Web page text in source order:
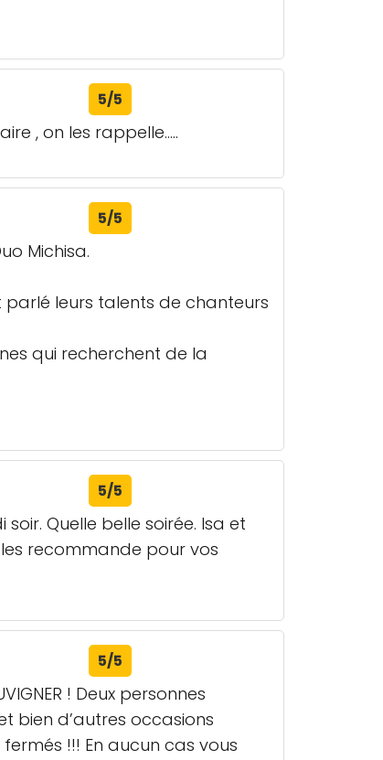
5/5
, on les rappelle.....
5/5
Michisa.
leurs talents de chanteurs
qui recherchent de la
5/5
Quelle belle soirée. Isa et
recommande pour vos
5/5
! Deux personnes
bien d’autres occasions
!!! En aucun cas vous